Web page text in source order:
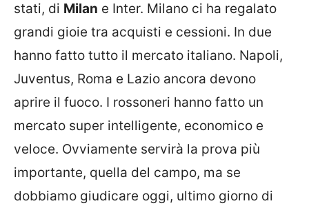
stati, di Milan e Inter. Milano ci ha regalato
grandi gioie tra acquisti e cessioni. In due
hanno fatto tutto il mercato italiano. Napoli,
Juventus, Roma e Lazio ancora devono
aprire il fuoco. I rossoneri hanno fatto un
mercato super intelligente, economico e
veloce. Ovviamente servirà la prova più
importante, quella del campo, ma se
dobbiamo giudicare oggi, ultimo giorno di